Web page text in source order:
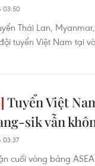
Thái Lan,
tuyển Việt Nam tại
Tuyển Việt
sik vẫn
cuối vòng bảng